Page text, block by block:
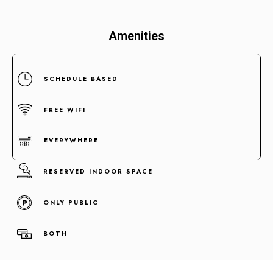
Concentramos la fuerza de +100 enlaces de alta autoridad
en un sólo enlace clave.
Amenities
SCHEDULE BASED
FREE WIFI
EVERYWHERE
RESERVED INDOOR SPACE
ONLY PUBLIC
BOTH